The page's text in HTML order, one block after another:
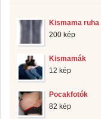
Kismama ruha
200 kép
Kismamák
12 kép
Pocakfotók
82 kép